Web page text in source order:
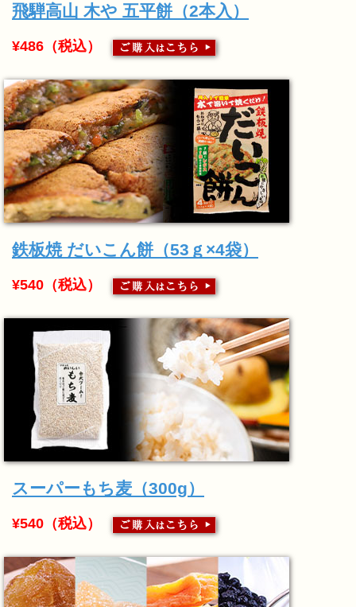
飛騨高山 木や 五平餅（2本入）
¥486（税込）
鉄板焼 だいこん餅（53ｇ×4袋）
¥540（税込）
スーパーもち麦（300g）
¥540（税込）